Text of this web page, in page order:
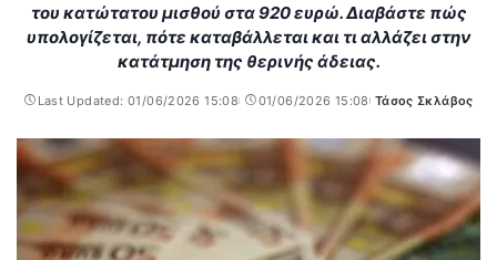
του κατώτατου μισθού στα 920 ευρώ. Διαβάστε πώς
υπολογίζεται, πότε καταβάλλεται και τι αλλάζει στην
κατάτμηση της θερινής άδειας.
Last Updated: 01/06/2026 15:08 01/06/2026 15:08
Posted
Τάσος Σκλάβος